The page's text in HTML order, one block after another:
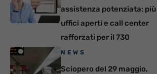
assistenza potenziata: più
uffici aperti e call center
rafforzati per il 730
NEWS
Sciopero del 29 maggio,